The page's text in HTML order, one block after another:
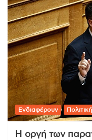
Ενδιαφέρουν Πολιτική
Η οργή των